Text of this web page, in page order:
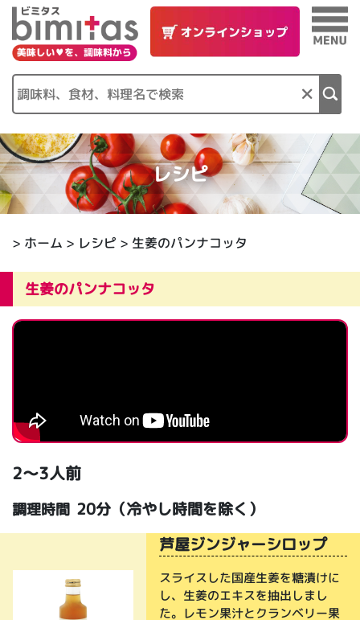
×
レシピ
> ホーム > レシピ > 生姜のパンナコッタ
生姜のパンナコッタ
2～3人前
調理時間 20分（冷やし時間を除く）
芦屋ジンジャーシロップ
スライスした国産生姜を糖漬けに
し、生姜のエキスを抽出しまし
た。レモン果汁とクランベリー果